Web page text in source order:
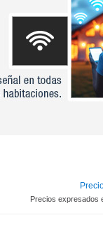
Precios expresados